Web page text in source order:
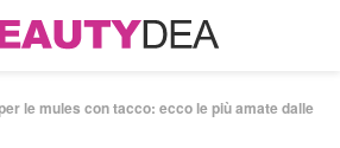
le mules con tacco: ecco le più amate dalle